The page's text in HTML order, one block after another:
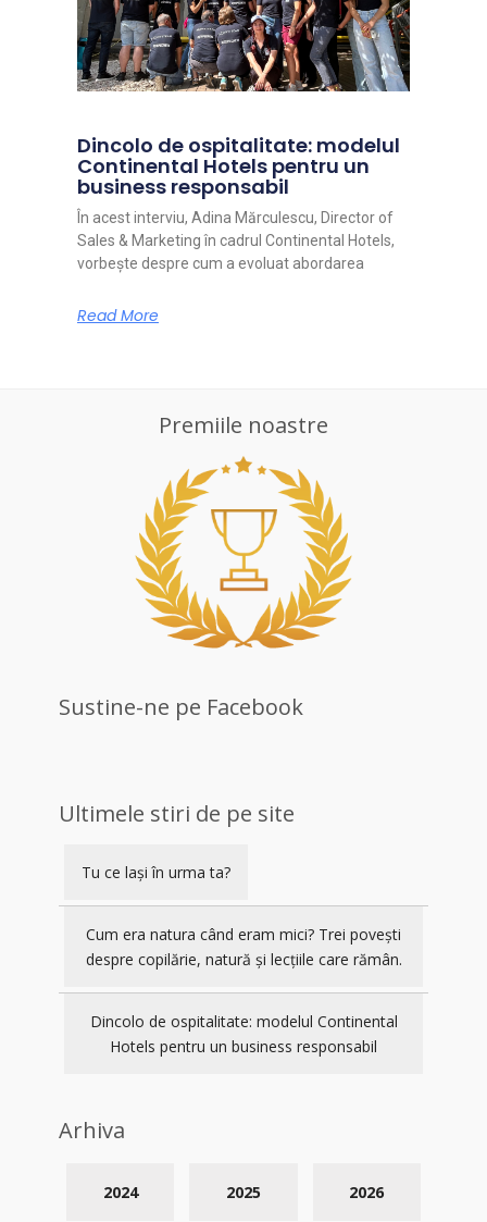
Dincolo de ospitalitate: modelul
Continental Hotels pentru un
business responsabil
În acest interviu, Adina Mărculescu, Director of
Sales & Marketing în cadrul Continental Hotels,
vorbește despre cum a evoluat abordarea
Read More
Premiile noastre
Sustine-ne pe Facebook
Ultimele stiri de pe site
Tu ce lași în urma ta?
Cum era natura când eram mici? Trei povești
despre copilărie, natură și lecțiile care rămân.
Dincolo de ospitalitate: modelul Continental
Hotels pentru un business responsabil
Arhiva
2026
2025
2024